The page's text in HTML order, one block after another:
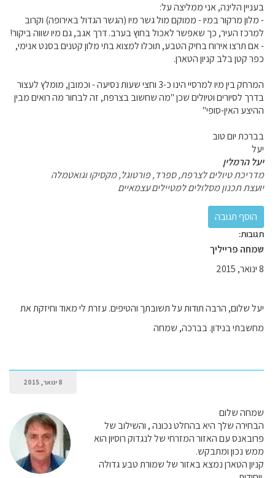
בעניין הלינה, אני ממליצה על:
- מלון מרקור במיו - ממוקם מול גשר מיו (הגשר הגדול באירופה) וקרוב
למרכז העיר, כך שאפשר לאכול בחוץ בערב. דרך אגב, גם מיו שווה ביקור!
- אם תרצו אירוח בחיק הטבע, תוכלו למצוא בתי מלון קטנים בסנט אנימי,
כפר קטן בלב קניון הטארן.
המרחק בין מיו למרסיי הינו כ-3 וחצי שעות נסיעה - וכמובן, מומלץ לעצור
בדרך לסיורים וטיולים שכן "מה שחשוב בצרפת, זה לבחור מה רואים מבין
ההיצע האין-סופי"
בברכת יום טוב
יעל
יעל הרמלין
מדריכת טיולים לצרפת, ספרד, פורטוגל, מקסיקו וגואטמלה
יועצת תכנון מסלולים למטיילים עצמאיים
תגובות:
שמחה פרייליך
8 ינואר, 2015
יעל שלום, הרבה תודות על תשובתך והטיפים. עזרת לי מאוד וחיזקת את
מחשבתי בנידון. בברכה, שמחה
8 ינואר, 2015
שמחה שלום
הבחירה שלך היא בהחלט נכונה , והשילוב של
פרובאנס עם האזור המזרחי של לנגדוק רוסיון הוא
ממש נכון ומתבקש.
קניון הטארן נמצא באזור של שמורת טבע גדולה